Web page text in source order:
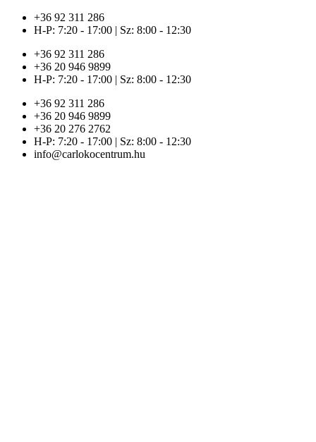
Ugrás
+36 92 311 286
H-P: 7:20 - 17:00 | Sz: 8:00 - 12:30
+36 92 311 286
+36 20 946 9899
H-P: 7:20 - 17:00 | Sz: 8:00 - 12:30
+36 92 311 286
+36 20 946 9899
+36 20 276 2762
H-P: 7:20 - 17:00 | Sz: 8:00 - 12:30
info@carlokocentrum.hu